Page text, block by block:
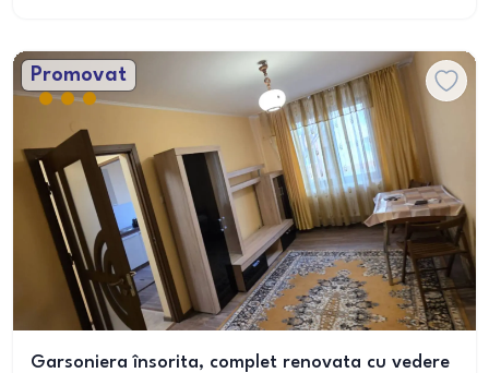
Promovat
Garsoniera însorita, complet renovata cu vedere